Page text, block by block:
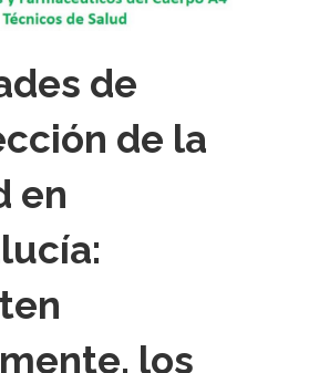
de
de la
en
los